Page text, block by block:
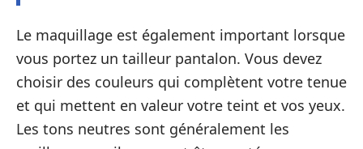
Le maquillage est également important lorsque
vous portez un tailleur pantalon. Vous devez
choisir des couleurs qui complètent votre tenue
et qui mettent en valeur votre teint et vos yeux.
Les tons neutres sont généralement les